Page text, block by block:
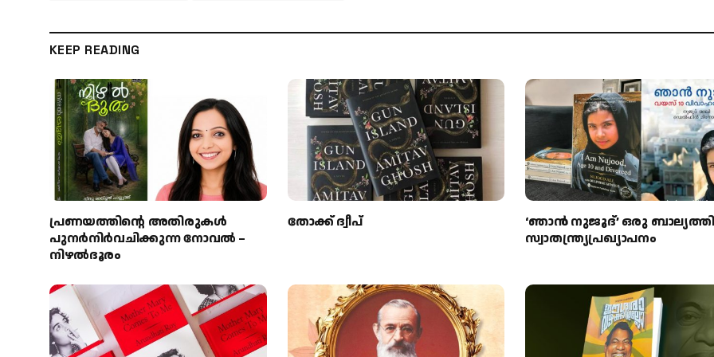
KEEP READING
പ്രണയത്തിന്റെ അതിരുകൾ
പുനർനിർവചിക്കുന്ന നോവൽ –
നിഴൽദൂരം
തോക്ക് ദ്വീപ്
‘ഞാന്‍ നുജൂദ്’ ഒരു
സ്വാതന്ത്ര്യപ്രഖ്യാപനം